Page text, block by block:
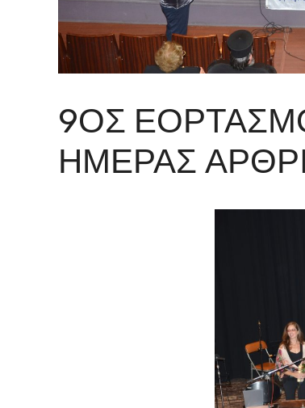
9ΟΣ
ΗΜΕΡΑΣ